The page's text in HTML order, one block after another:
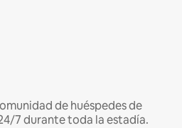
de huéspedes de
7 durante toda la estadía.